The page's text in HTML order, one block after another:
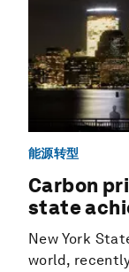
能源转型
Carbon
state
New York
world,